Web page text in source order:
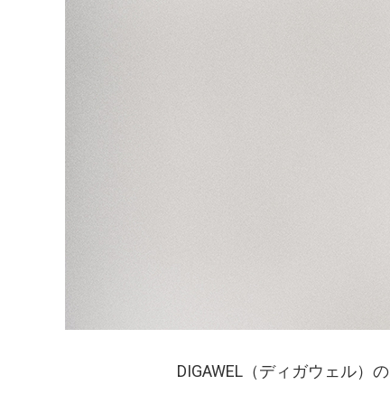
DIGAWEL（ディガウェル）